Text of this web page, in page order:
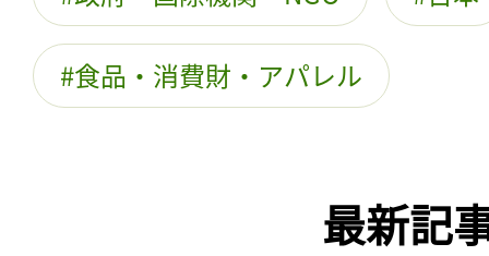
食品・消費財・アパレル
最新記